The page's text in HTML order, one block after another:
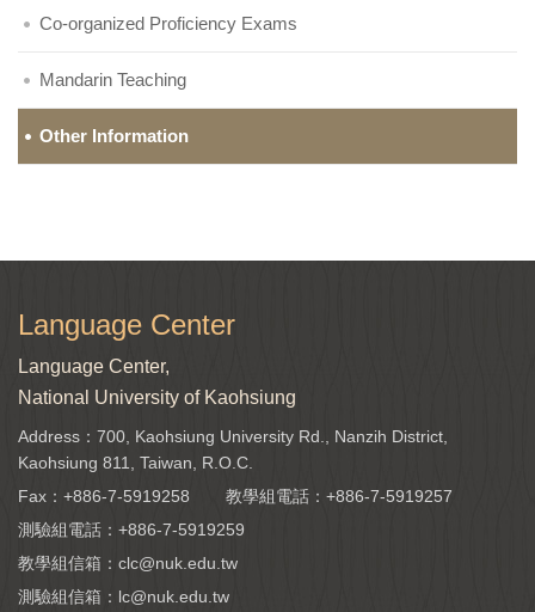
Co-organized Proficiency Exams
Mandarin Teaching
Other Information
Language Center
Language Center,
National University of Kaohsiung
Address：700, Kaohsiung University Rd., Nanzih District,
Kaohsiung 811, Taiwan, R.O.C.
Fax：+886-7-5919258
教學組電話： +886-7-5919257
測驗組電話： +886-7-5919259
教學組信箱： clc@nuk.edu.tw
測驗組信箱： lc@nuk.edu.tw